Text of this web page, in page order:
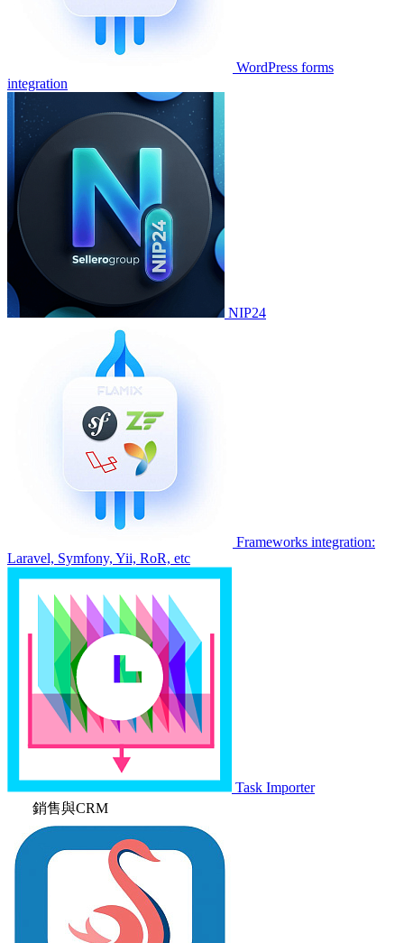
WordPress forms
integration
NIP24
Frameworks integration:
Laravel, Symfony, Yii, RoR, etc
Task Importer
銷售與CRM